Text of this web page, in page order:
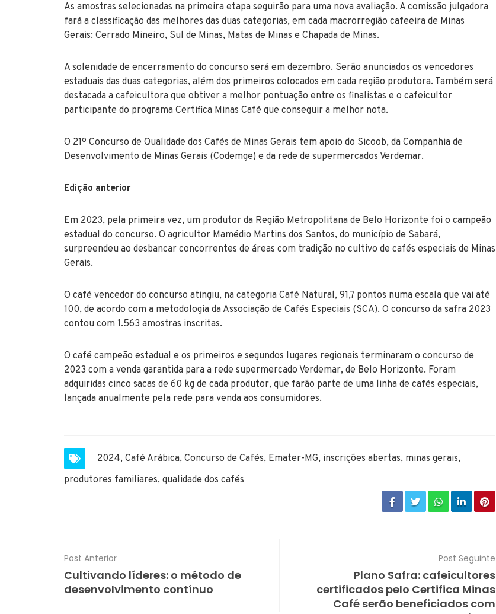
As amostras selecionadas na primeira etapa seguirão para uma nova avaliação. A comissão julgadora
fará a classificação das melhores das duas categorias, em cada macrorregião cafeeira de Minas
Gerais: Cerrado Mineiro, Sul de Minas, Matas de Minas e Chapada de Minas.
A solenidade de encerramento do concurso será em dezembro. Serão anunciados os vencedores
estaduais das duas categorias, além dos primeiros colocados em cada região produtora. Também será
destacada a cafeicultora que obtiver a melhor pontuação entre os finalistas e o cafeicultor
participante do programa Certifica Minas Café que conseguir a melhor nota.
O 21º Concurso de Qualidade dos Cafés de Minas Gerais tem apoio do Sicoob, da Companhia de
Desenvolvimento de Minas Gerais (Codemge) e da rede de supermercados Verdemar.
Edição anterior
Em 2023, pela primeira vez, um produtor da Região Metropolitana de Belo Horizonte foi o campeão
estadual do concurso. O agricultor Mamédio Martins dos Santos, do município de Sabará,
surpreendeu ao desbancar concorrentes de áreas com tradição no cultivo de cafés especiais de Minas
Gerais.
O café vencedor do concurso atingiu, na categoria Café Natural, 91,7 pontos numa escala que vai até
100, de acordo com a metodologia da Associação de Cafés Especiais (SCA). O concurso da safra 2023
contou com 1.563 amostras inscritas.
O café campeão estadual e os primeiros e segundos lugares regionais terminaram o concurso de
2023 com a venda garantida para a rede supermercado Verdemar, de Belo Horizonte. Foram
adquiridas cinco sacas de 60 kg de cada produtor, que farão parte de uma linha de cafés especiais,
lançada anualmente pela rede para venda aos consumidores.
2024, Café Arábica, Concurso de Cafés, Emater-MG, inscrições abertas, minas gerais,
produtores familiares, qualidade dos cafés
Post Anterior
Cultivando líderes: o método de
desenvolvimento contínuo
Post Seguinte
Plano Safra: cafeicultores
certificados pelo Certifica Minas
Café serão beneficiados com